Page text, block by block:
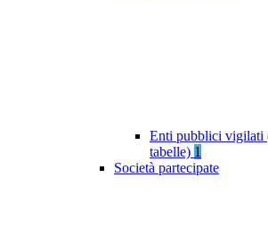
Enti pubblici vigilati
tabelle) 1
Società partecipate